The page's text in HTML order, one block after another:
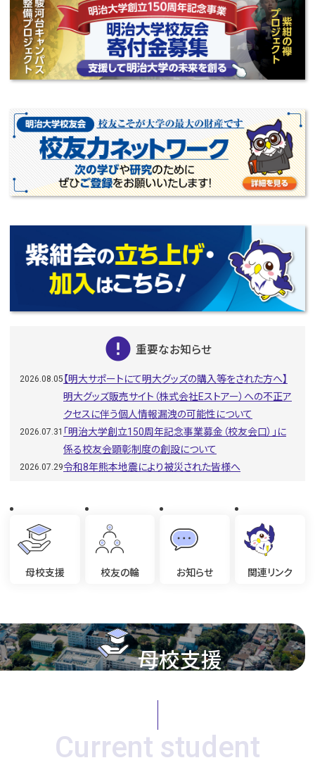
error 重要なお知らせ
2026.08.05 【明大サポートにて明大グッズの購入等をされた方へ】
明大グッズ販売サイト（株式会社Eストアー）への不正ア
クセスに伴う個人情報漏洩の可能性について
2026.07.31 「明治大学創立150周年記念事業募金（校友会口）」に
係る校友会顕彰制度の創設について
2026.07.29令和8年熊本地震により被災された皆様へ
母校支援 校友の輪 お知らせ 関連リンク
母校支援
Current student